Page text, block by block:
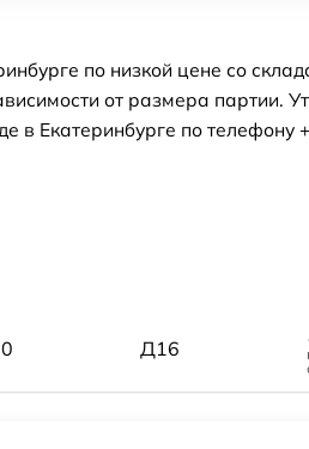
по низкой цене со
от размера партии.
в Екатеринбурге по телефону
Д16